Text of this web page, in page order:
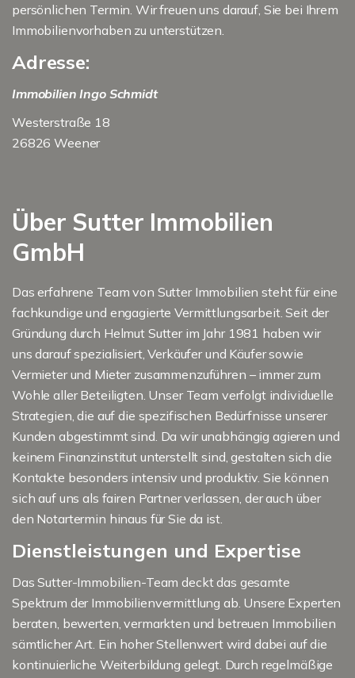
persönlichen Termin. Wir freuen uns darauf, Sie bei Ihrem
Immobilienvorhaben zu unterstützen.
Adresse:
Immobilien Ingo Schmidt
Westerstraße 18
26826 Weener
Über Sutter Immobilien
GmbH
Das erfahrene Team von Sutter Immobilien steht für eine
fachkundige und engagierte Vermittlungsarbeit. Seit der
Gründung durch Helmut Sutter im Jahr 1981 haben wir
uns darauf spezialisiert, Verkäufer und Käufer sowie
Vermieter und Mieter zusammenzuführen – immer zum
Wohle aller Beteiligten. Unser Team verfolgt individuelle
Strategien, die auf die spezifischen Bedürfnisse unserer
Kunden abgestimmt sind. Da wir unabhängig agieren und
keinem Finanzinstitut unterstellt sind, gestalten sich die
Kontakte besonders intensiv und produktiv. Sie können
sich auf uns als fairen Partner verlassen, der auch über
den Notartermin hinaus für Sie da ist.
Dienstleistungen und Expertise
Das Sutter-Immobilien-Team deckt das gesamte
Spektrum der Immobilienvermittlung ab. Unsere Experten
beraten, bewerten, vermarkten und betreuen Immobilien
sämtlicher Art. Ein hoher Stellenwert wird dabei auf die
kontinuierliche Weiterbildung gelegt. Durch regelmäßige